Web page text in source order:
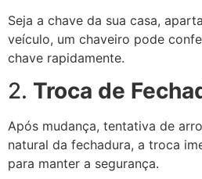
Seja a chave da sua casa,
veículo, um chaveiro pode
chave rapidamente.
2. Troca de
Após mudança, tentativa de
natural da fechadura, a troca
para manter a segurança.